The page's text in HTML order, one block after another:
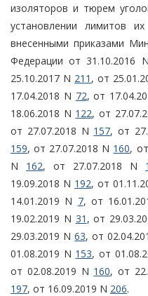
изоляторов и тюрем
установлении лимитов
внесенными приказами
Федерации от 31.10.2016 N
25.10.2017 N 211 , от
17.04.2018 N 72, от
18.06.2018 N 122, от
от 27.07.2018 N 157, от
159, от 27.07.2018 N 160,
N 162, от 27.07.2018 N
19.09.2018 N 192, от
14.01.2019 N 7, от
19.02.2019 N 31 , от
29.03.2019 N63, от
01.08.2019 N 153, от
от 02.08.2019 N 160, от
197, от 16.09.2019 N 206.